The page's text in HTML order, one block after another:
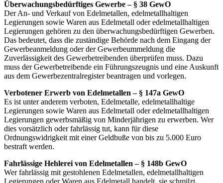
Überwachungsbedürftiges Gewerbe – § 38 GewO
Der An- und Verkauf von Edelmetallen, edelmetallhaltigen
Legierungen sowie Waren aus Edelmetall oder edelmetallhaltigen
Legierungen gehören zu den überwachungsbedürftigen Gewerben.
Das bedeutet, dass die zuständige Behörde nach dem Eingang der
Gewerbeanmeldung oder der Gewerbeummeldung die
Zuverlässigkeit des Gewerbetreibenden überprüfen muss. Dazu
muss der Gewerbetreibende ein Führungszeugnis und eine Auskunft
aus dem Gewerbezentralregister beantragen und vorlegen.
Verbotener Erwerb von Edelmetallen – § 147a GewO
Es ist unter anderem verboten, Edelmetalle, edelmetallhaltige
Legierungen sowie Waren aus Edelmetall oder edelmetallhaltigen
Legierungen gewerbsmäßig von Minderjährigen zu erwerben. Wer
dies vorsätzlich oder fahrlässig tut, kann für diese
Ordnungswidrigkeit mit einer Geldbuße von bis zu 5.000 Euro
bestraft werden.
Fahrlässige Hehlerei von Edelmetallen – § 148b GewO
Wer fahrlässig mit gestohlenen Edelmetallen, edelmetallhaltigen
Legierungen oder Waren aus Edelmetall handelt, sie schmilzt,